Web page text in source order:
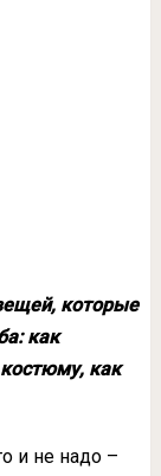
которые
как
как
и не надо –